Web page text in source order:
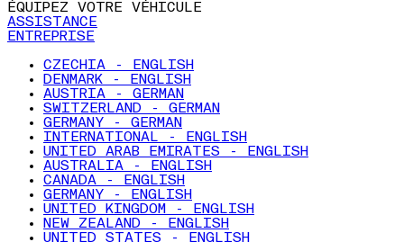
ÉQUIPEZ VOTRE VÉHICULE
ASSISTANCE
ENTREPRISE
CZECHIA - ENGLISH
DENMARK - ENGLISH
AUSTRIA - GERMAN
SWITZERLAND - GERMAN
GERMANY - GERMAN
INTERNATIONAL - ENGLISH
UNITED ARAB EMIRATES - ENGLISH
AUSTRALIA - ENGLISH
CANADA - ENGLISH
GERMANY - ENGLISH
UNITED KINGDOM - ENGLISH
NEW ZEALAND - ENGLISH
UNITED STATES - ENGLISH